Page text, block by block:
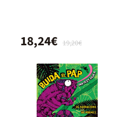
19,20€
18,24€